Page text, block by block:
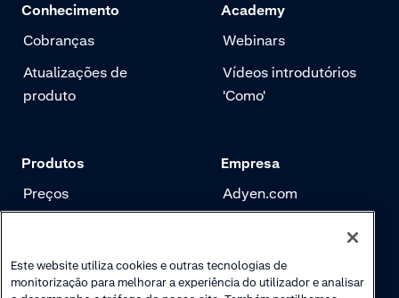
Conhecimento
Cobranças
Atualizações de
produto
Academy
Webinars
Vídeos introdutórios
'Como'
Produtos
Preços
Gerenciamento de
risco
Empresa
Adyen.com
Newsletter
Carreira
Este website utiliza cookies e outras tecnologias de
monitorização para melhorar a experiência do utilizador e analisar